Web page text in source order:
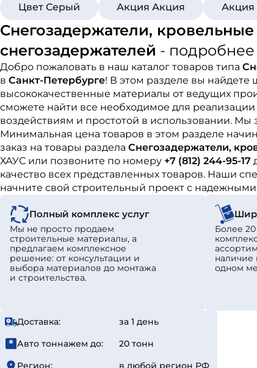
Цвет Серый Акция Акция Акция
Снегозадержатели,
снегозадержателей - подробнее
Добро пожаловать в наш каталог товаров типа
в Санкт-Петербурге! В этом разделе вы найдете
высококачественные материалы от ведущих
сможете найти все необходимое для
воздействиям и простотой в использовании.
Минимальная цена товаров в этом разделе
заказ на товары раздела Снегозадержатели,
ХАУС или позвоните по номеру +7 (812) 244-95-17
качество всех представленных товаров. Наши
начните свой строительный проект с
Полный комплекс услуг
Мы не просто продаем
строительные материалы, а
предлагаем комплексное
решение: от консультации и
выбора материалов до монтажа
и строительства.
Более
наличие
одном
Доставка:
за 1 день
Авто тоннажем до:
20 тонн
Регион:
в любой регион РФ